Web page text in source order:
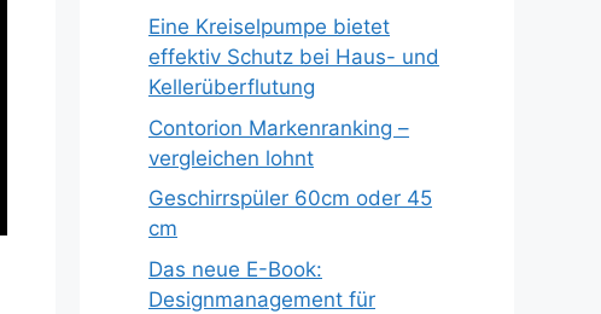
Eine Kreiselpumpe bietet
effektiv Schutz bei Haus- und
Kellerüberflutung
Contorion Markenranking –
vergleichen lohnt
Geschirrspüler 60cm oder 45
cm
Das neue E-Book:
Designmanagement für